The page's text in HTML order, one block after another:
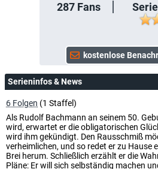
287Fans
Serieninfos & News
6 Folgen (1 Staffel)
Als Rudolf Bachmann an seinem 50.
wird, erwartet er die obligatorischen
wird ihm gekündigt. Den Rausschmiß
verheimlichen, und so redet er zu Hause
Brei herum. Schließlich erzählt er die
Pläne: Er will sich selbständig machen